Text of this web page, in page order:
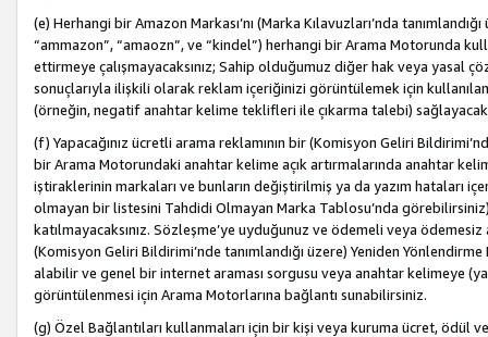
(e) Herhangi bir Amazon Markası’nı (Marka Kılavuzları’nda
“ammazon”, “amaozn”, ve “kindel”) herhangi bir Arama Motorunda
ettirmeye çalışmayacaksınız; Sahip olduğumuz diğer hak veya yasal
sonuçlarıyla ilişkili olarak reklam içeriğinizi görüntülemek için
(örneğin, negatif anahtar kelime teklifleri ile çıkarma talebi)
(f) Yapacağınız ücretli arama reklamının bir (Komisyon Geliri
bir Arama Motorundaki anahtar kelime açık artırmalarında anahtar
iştiraklerinin markaları ve bunların değiştirilmiş ya da yazım hataları
olmayan bir listesini Tahdidi Olmayan Marka Tablosu’nda
katılmayacaksınız. Sözleşme’ye uyduğunuz ve ödemeli veya
(Komisyon Geliri Bildirimi’nde tanımlandığı üzere) Yeniden
alabilir ve genel bir internet araması sorgusu veya anahtar kelimeye
görüntülenmesi için Arama Motorlarına bağlantı sunabilirsiniz.
(g) Özel Bağlantıları kullanmaları için bir kişi veya kuruma ücret, ödül